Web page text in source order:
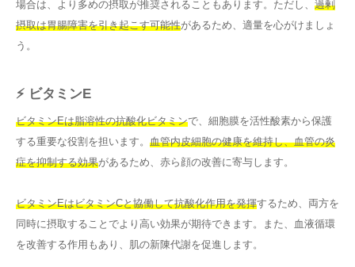
場合は、より多めの摂取が推奨されることもあります。ただし、 過剰
摂取は胃腸障害を引き起こす可能性があるため、適量を心がけましょ
う。
⚡ ビタミンE
ビタミンEは脂溶性の抗酸化ビタミンで、細胞膜を活性酸素から保護
する重要な役割を担います。 血管内皮細胞の健康を維持し、血管の炎
症を抑制する効果があるため、赤ら顔の改善に寄与します。
ビタミンEはビタミンCと協働して抗酸化作用を発揮するため、両方を
同時に摂取することでより高い効果が期待できます。また、血液循環
を改善する作用もあり、肌の新陳代謝を促進します。